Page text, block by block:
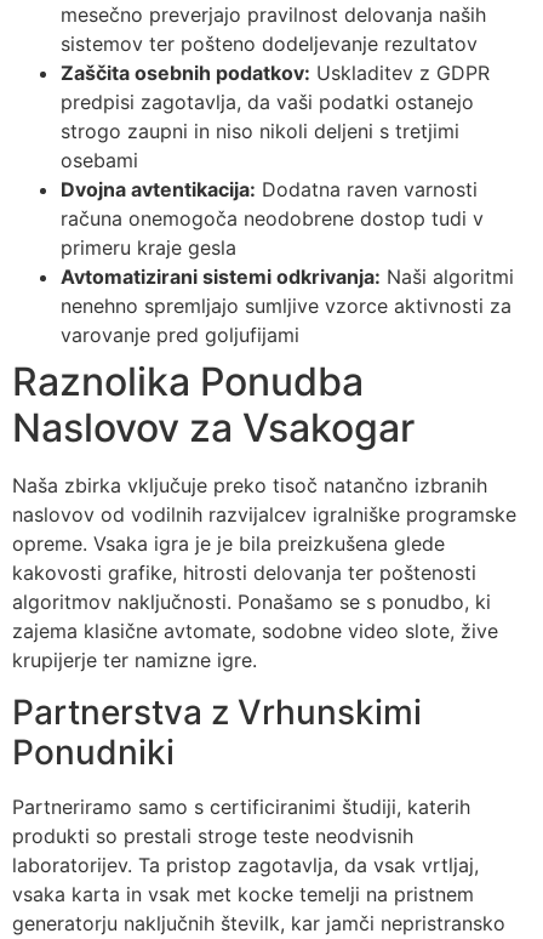
mesečno preverjajo pravilnost delovanja naših
sistemov ter pošteno dodeljevanje rezultatov
Zaščita osebnih podatkov: Uskladitev z GDPR
predpisi zagotavlja, da vaši podatki ostanejo
strogo zaupni in niso nikoli deljeni s tretjimi
osebami
Dvojna avtentikacija: Dodatna raven varnosti
računa onemogoča neodobrene dostop tudi v
primeru kraje gesla
Avtomatizirani sistemi odkrivanja: Naši algoritmi
nenehno spremljajo sumljive vzorce aktivnosti za
varovanje pred goljufijami
Raznolika Ponudba
Naslovov za Vsakogar
Naša zbirka vključuje preko tisoč natančno izbranih
naslovov od vodilnih razvijalcev igralniške programske
opreme. Vsaka igra je je bila preizkušena glede
kakovosti grafike, hitrosti delovanja ter poštenosti
algoritmov naključnosti. Ponašamo se s ponudbo, ki
zajema klasične avtomate, sodobne video slote, žive
krupijerje ter namizne igre.
Partnerstva z Vrhunskimi
Ponudniki
Partneriramo samo s certificiranimi študiji, katerih
produkti so prestali stroge teste neodvisnih
laboratorijev. Ta pristop zagotavlja, da vsak vrtljaj,
vsaka karta in vsak met kocke temelji na pristnem
generatorju naključnih številk, kar jamči nepristransko